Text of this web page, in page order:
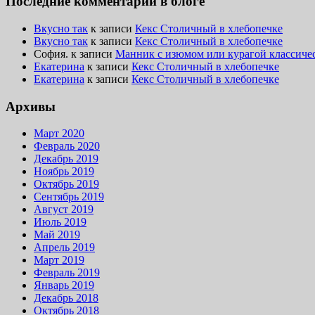
Вкусно так к записи Кекс Столичный в хлебопечке
Вкусно так к записи Кекс Столичный в хлебопечке
София. к записи Манник с изюмом или курагой
Екатерина к записи Кекс Столичный в хлебопечке
Екатерина к записи Кекс Столичный в хлебопечке
Архивы
Март 2020
Февраль 2020
Декабрь 2019
Ноябрь 2019
Октябрь 2019
Сентябрь 2019
Август 2019
Июль 2019
Май 2019
Апрель 2019
Март 2019
Февраль 2019
Январь 2019
Декабрь 2018
Октябрь 2018